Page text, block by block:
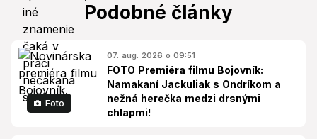
Podobné články
Foto
07. aug. 2026 o 09:51
FOTO Premiéra filmu Bojovník:
Namakaní Jackuliak s Ondríkom a
nežná herečka medzi drsnými
chlapmi!